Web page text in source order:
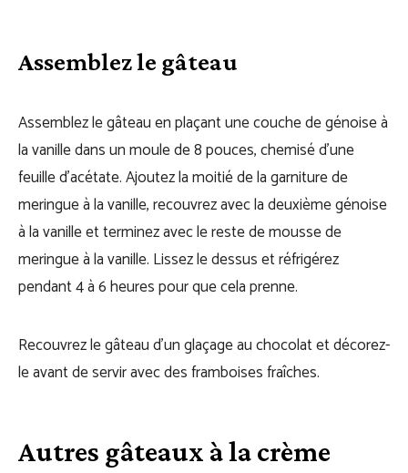
Assemblez le gâteau
Assemblez le gâteau en plaçant une couche de génoise à
la vanille dans un moule de 8 pouces, chemisé d’une
feuille d’acétate. Ajoutez la moitié de la garniture de
meringue à la vanille, recouvrez avec la deuxième génoise
à la vanille et terminez avec le reste de mousse de
meringue à la vanille. Lissez le dessus et réfrigérez
pendant 4 à 6 heures pour que cela prenne.
Recouvrez le gâteau d’un glaçage au chocolat et décorez-
le avant de servir avec des framboises fraîches.
Autres gâteaux à la crème